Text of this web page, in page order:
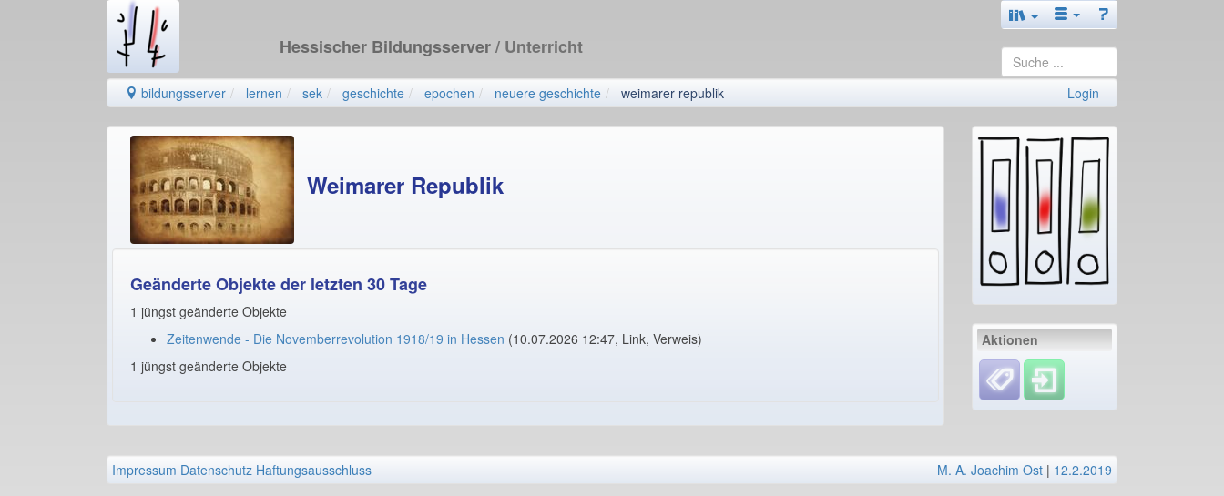
Hessischer Bildungsserver/ Unterricht
bildungsserver lernen sek geschichte epochen neuere geschichte weimarer republik Login
Weimarer Republik
Geänderte Objekte der letzten 30 Tage
1 jüngst geänderte Objekte
Zeitenwende - Die Novemberrevolution 1918/19 in Hessen (10.07.2026 12:47, Link, Verweis)
1 jüngst geänderte Objekte
Aktionen
Impressum Datenschutz Haftungsausschluss M. A. Joachim Ost | 12.2.2019